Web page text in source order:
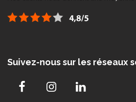
Suivez-nous sur les réseaux